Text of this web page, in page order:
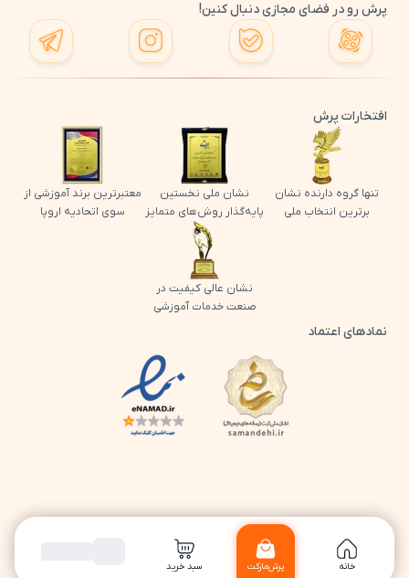
خانه پرش‌مارکت سبد خرید
پرش رو در فضای مجازی دنبال کنین!
افتخارات پرش
تنها گروه دارنده نشان
برترین انتخاب ملی
نشان ملی نخستین
پایه‌گذار روش‌های متمایز
معتبرترین برند آموزشی از
سوی اتحادیه اروپا
نشان عالی کیفیت در
صنعت خدمات آموزشی
نمادهای اعتماد
لوگو اینماد پرش